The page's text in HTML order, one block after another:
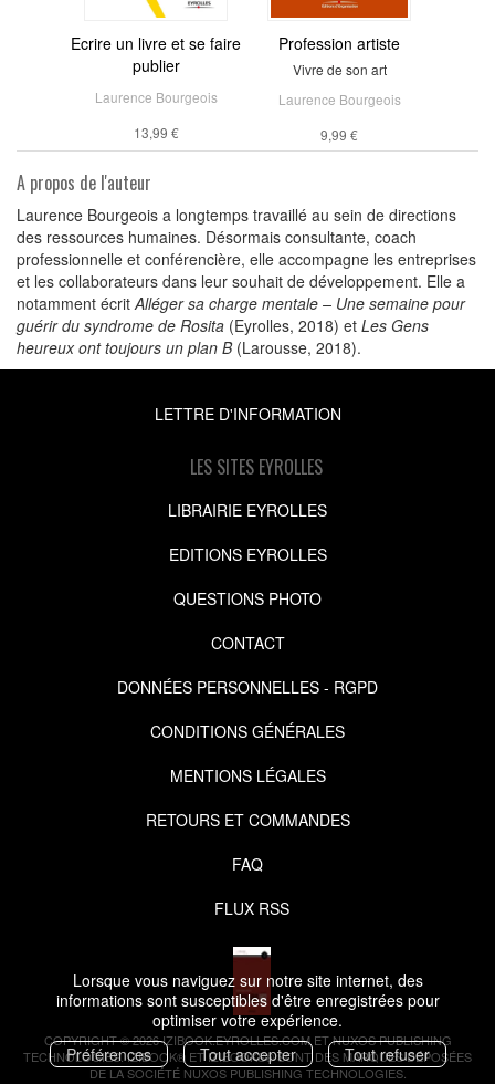
Lorsque vous naviguez sur notre site internet, des
informations sont susceptibles d'être enregistrées pour
optimiser votre expérience.
Préférences
Tout accepter Tout refuser
Ecrire un livre et se faire
publier
Laurence Bourgeois
13,99 €
Profession artiste
Vivre de son art
Laurence Bourgeois
9,99 €
A propos de l'auteur
Laurence Bourgeois a longtemps travaillé au sein de directions
des ressources humaines. Désormais consultante, coach
professionnelle et conférencière, elle accompagne les entreprises
et les collaborateurs dans leur souhait de développement. Elle a
notamment écrit Alléger sa charge mentale – Une semaine pour
guérir du syndrome de Rosita (Eyrolles, 2018) et Les Gens
heureux ont toujours un plan B (Larousse, 2018).
LETTRE D'INFORMATION
LES SITES EYROLLES
LIBRAIRIE EYROLLES
EDITIONS EYROLLES
QUESTIONS PHOTO
CONTACT
DONNÉES PERSONNELLES - RGPD
CONDITIONS GÉNÉRALES
MENTIONS LÉGALES
RETOURS ET COMMANDES
FAQ
FLUX RSS
COPYRIGHT © 2026 IZIBOOK.EYROLLES.COM ET NUXOS PUBLISHING
TECHNOLOGIES.IZIBOOK® ETIZIBOOKS®SONT DES MARQUES DÉPOSÉES
DE LA SOCIÉTÉ NUXOS PUBLISHING TECHNOLOGIES.